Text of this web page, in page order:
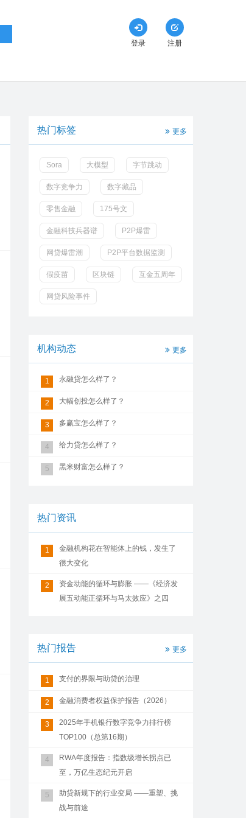
登录 注册
热门标签 更多
Sora 大模型 字节跳动
数字竞争力 数字藏品
零售金融 175号文
金融科技兵器谱 P2P爆雷
网贷爆雷潮 P2P平台数据监测
假疫苗 区块链 互金五周年
网贷风险事件
机构动态 更多
1 永融贷怎么样了？
2 大幅创投怎么样了？
3 多赢宝怎么样了？
4 给力贷怎么样了？
5 黑米财富怎么样了？
热门资讯
1
金融机构花在智能体上的钱，发生了
很大变化
2
资金动能的循环与膨胀 ——《经济发
展五动能正循环与马太效应》之四
热门报告 更多
1 支付的界限与助贷的治理
2 金融消费者权益保护报告（2026）
3
2025年手机银行数字竞争力排行榜
TOP100（总第16期）
4
RWA年度报告：指数级增长拐点已
至，万亿生态纪元开启
5
助贷新规下的行业变局 ——重塑、挑
战与前途